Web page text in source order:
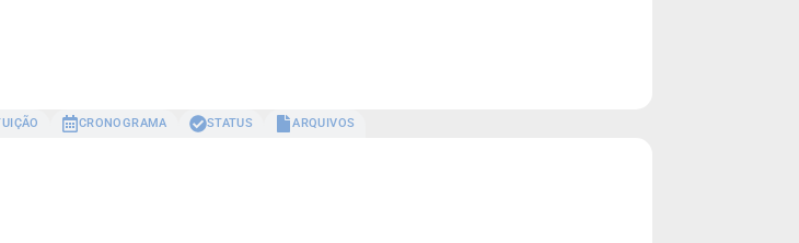
CRONOGRAMA STATUS ARQUIVOS